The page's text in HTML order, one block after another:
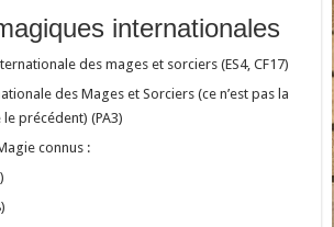
internationales
des mages et sorciers (ES4, CF17)
des Mages et Sorciers (ce n’est pas la
précédent) (PA3)
connus :
)